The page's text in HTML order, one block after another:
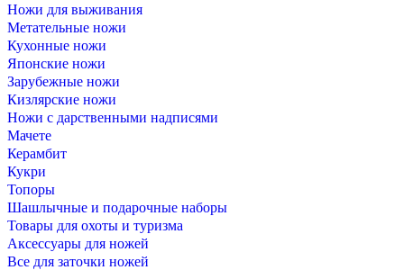
Ножи для выживания
Метательные ножи
Кухонные ножи
Японские ножи
Зарубежные ножи
Кизлярские ножи
Ножи с дарственными надписями
Мачете
Керамбит
Кукри
Топоры
Шашлычные и подарочные наборы
Товары для охоты и туризма
Аксессуары для ножей
Все для заточки ножей